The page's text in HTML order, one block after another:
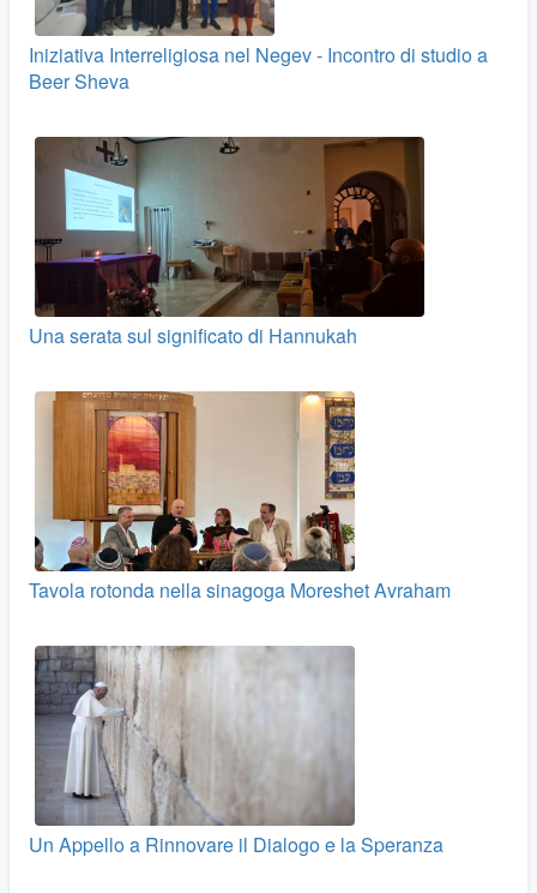
Iniziativa Interreligiosa nel Negev - Incontro di studio a
Beer Sheva
Una serata sul significato di Hannukah
Tavola rotonda nella sinagoga Moreshet Avraham
Un Appello a Rinnovare il Dialogo e la Speranza